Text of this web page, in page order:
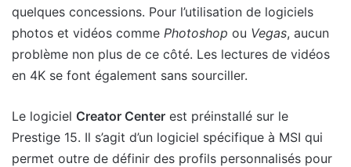
quelques concessions. Pour l’utilisation de logiciels
photos et vidéos comme Photoshop ou Vegas, aucun
problème non plus de ce côté. Les lectures de vidéos
en 4K se font également sans sourciller.
Le logiciel Creator Center est préinstallé sur le
Prestige 15. Il s’agit d’un logiciel spécifique à MSI qui
permet outre de définir des profils personnalisés pour